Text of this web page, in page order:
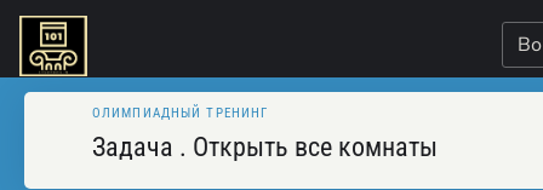
ОЛИМПИАДНЫЙ ТРЕНИНГ
Задача . Открыть все комнаты